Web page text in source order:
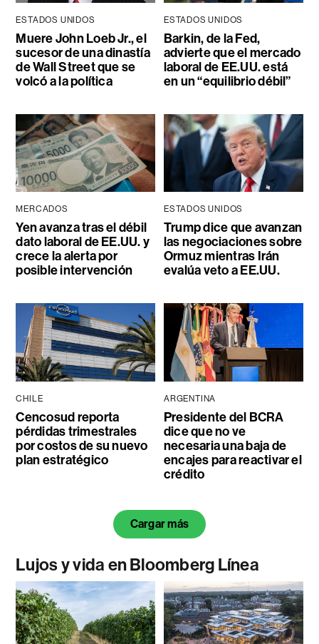
ESTADOS UNIDOS
Muere John Loeb Jr., el
sucesor de una dinastía
de Wall Street que se
volcó a la política
ESTADOS UNIDOS
Barkin, de la Fed,
advierte que el mercado
laboral de EE.UU. está
en un “equilibrio débil”
MERCADOS
Yen avanza tras el débil
dato laboral de EE.UU. y
crece la alerta por
posible intervención
ESTADOS UNIDOS
Trump dice que avanzan
las negociaciones sobre
Ormuz mientras Irán
evalúa veto a EE.UU.
CHILE
Cencosud reporta
pérdidas trimestrales
por costos de su nuevo
plan estratégico
ARGENTINA
Presidente del BCRA
dice que no ve
necesaria una baja de
encajes para reactivar el
crédito
Cargar más
Lujos y vida en Bloomberg Línea